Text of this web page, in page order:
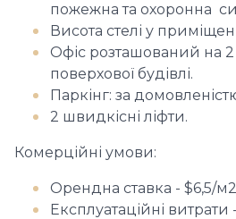
пожежна та охоронна
Висота стелі у
Офіс розташований на 2
поверхової будівлі.
Паркінг: за
2 швидкісні ліфти.
Комерційні умови:
Орендна ставка - $6,5/
Експлуатаційні